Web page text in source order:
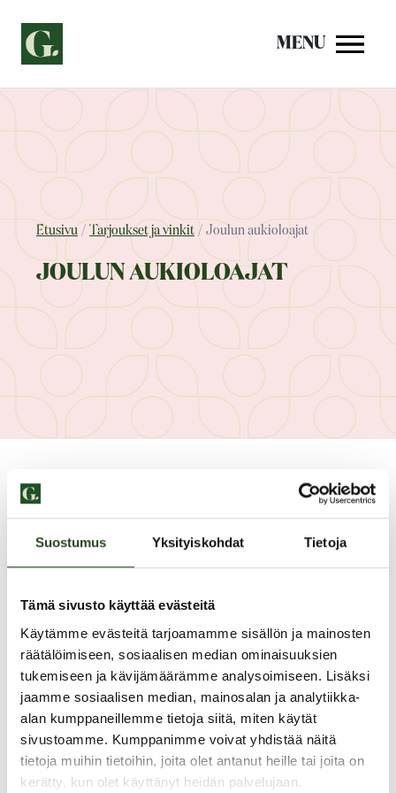
Suostumus Yksityiskohdat Tietoja
Tämä sivusto käyttää evästeitä
Käytämme evästeitä tarjoamamme sisällön ja mainosten
räätälöimiseen, sosiaalisen median ominaisuuksien
tukemiseen ja kävijämäärämme analysoimiseen. Lisäksi
jaamme sosiaalisen median, mainosalan ja analytiikka-
alan kumppaneillemme tietoja siitä, miten käytät
sivustoamme. Kumppanimme voivat yhdistää näitä
tietoja muihin tietoihin, joita olet antanut heille tai joita on
kerätty, kun olet käyttänyt heidän palvelujaan.
sisältöön
MENU
Etusivu Tarjoukset ja vinkit Joulun aukioloajat
JOULUN AUKIOLOAJAT
PAHOITTELUT, TARJOUS EI OLE ENÄÄ VOIMASSA